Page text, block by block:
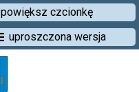
powiększ czcionkę
uproszczona wersja